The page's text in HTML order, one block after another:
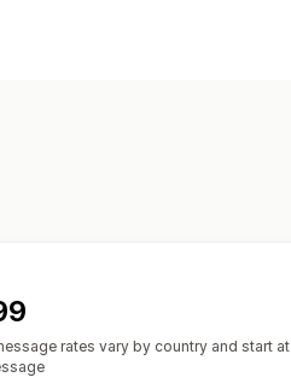
rates vary by country and start at